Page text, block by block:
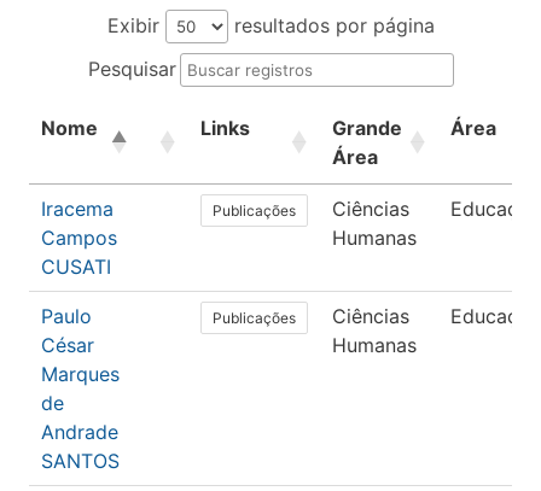
Exibir
resultados por página
Pesquisar
Nome Links
Grande
Área
Área
Iracema
Campos
CUSATI
Publicações
Ciências
Humanas
Educação
Paulo
César
Marques
de
Andrade
SANTOS
Publicações
Ciências
Humanas
Educação